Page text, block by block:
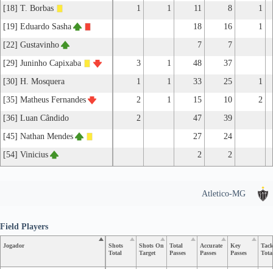
[18] T. Borbas
1 1 11 8
1
[19] Eduardo Sasha
18 16
1
[22] Gustavinho
7
7
[29] Juninho Capixaba
3 1 48
37
[30] H. Mosquera
1 1 33 25
1
[35] Matheus Fernandes
2 1 15 10
2
[36] Luan Cândido
2 47
39
[45] Nathan Mendes
27
24
[54] Vinicius
2 2
Atletico-MG
Jogador
Shots
Total
Shots On
Target
Total
Passes
Accurate
Passes
Key
Passes
Field Players